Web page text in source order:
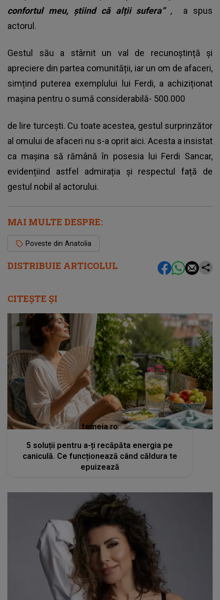
DISTRIBUIE ARTICOLUL
confortul meu, știind că alții sufera” , a spus
actorul.
Gestul său a stârnit un val de recunoștință și
apreciere din partea comunității, iar un om de afaceri,
simțind puterea exemplului lui Ferdi, a achiziționat
mașina pentru o sumă considerabilă- 500.000
de lire turcești. Cu toate acestea, gestul surprinzător
al omului de afaceri nu s-a oprit aici. Acesta a insistat
ca mașina să rămână în posesia lui Ferdi Sancar,
evidențiind astfel admirația și respectul față de
gestul nobil al actorului.
MAI MULTE DESPRE:
Poveste din Anatolia
CITEȘTE ȘI
femeia.ro
5 soluții pentru a-ți recăpăta energia pe
caniculă. Ce funcționează când căldura te
epuizează